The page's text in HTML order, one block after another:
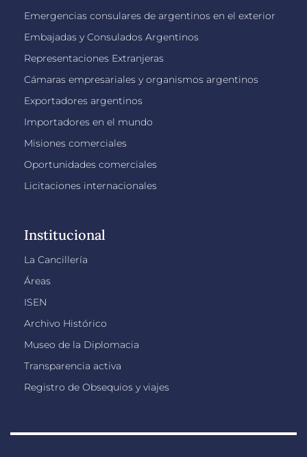
Emergencias consulares de argentinos en el exterior
Embajadas y Consulados Argentinos
Representaciones Extranjeras
Cámaras empresariales y organismos argentinos
Exportadores argentinos
Importadores en el mundo
Misiones comerciales
Oportunidades comerciales
Licitaciones internacionales
Institucional
La Cancillería
Áreas
ISEN
Archivo Histórico
Museo de la Diplomacia
Transparencia activa
Registro de Obsequios y viajes